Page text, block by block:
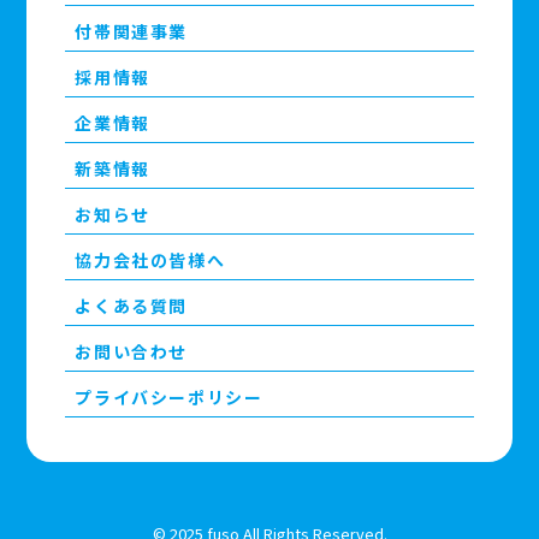
付帯関連事業
採用情報
企業情報
新築情報
お知らせ
協力会社の皆様へ
よくある質問
お問い合わせ
プライバシーポリシー
© 2025 fuso All Rights Reserved.